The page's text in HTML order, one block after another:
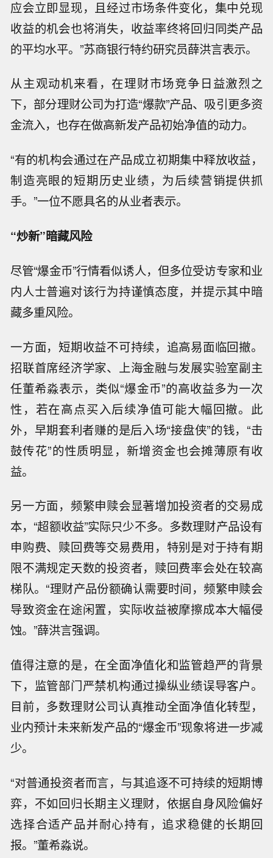
应会立即显现，且经过市场条件变化，集中兑现
收益的机会也将消失，收益率终将回归同类产品
的平均水平。”苏商银行特约研究员薛洪言表示。
从主观动机来看，在理财市场竞争日益激烈之
下，部分理财公司为打造“爆款”产品、吸引更多资
金流入，也存在做高新发产品初始净值的动力。
“有的机构会通过在产品成立初期集中释放收益，
制造亮眼的短期历史业绩，为后续营销提供抓
手。”一位不愿具名的从业者表示。
“炒新”暗藏风险
尽管“爆金币”行情看似诱人，但多位受访专家和业
内人士普遍对该行为持谨慎态度，并提示其中暗
藏多重风险。
一方面，短期收益不可持续，追高易面临回撤。
招联首席经济学家、上海金融与发展实验室副主
任董希淼表示，类似“爆金币”的高收益多为一次
性，若在高点买入后续净值可能大幅回撤。此
外，早期套利者赚的是后入场“接盘侠”的钱，“击
鼓传花”的性质明显，新增资金也会摊薄原有收
益。
另一方面，频繁申赎会显著增加投资者的交易成
本，“超额收益”实际只少不多。多数理财产品设有
申购费、赎回费等交易费用，特别是对于持有期
限不满规定天数的投资者，赎回费率会处在较高
梯队。“理财产品份额确认需要时间，频繁申赎会
导致资金在途闲置，实际收益被摩擦成本大幅侵
蚀。”薛洪言强调。
值得注意的是，在全面净值化和监管趋严的背景
下，监管部门严禁机构通过操纵业绩误导客户。
目前，多数理财公司认真推动全面净值化转型，
业内预计未来新发产品的“爆金币”现象将进一步减
少。
“对普通投资者而言，与其追逐不可持续的短期博
弈，不如回归长期主义理财，依据自身风险偏好
选择合适产品并耐心持有，追求稳健的长期回
报。”董希淼说。